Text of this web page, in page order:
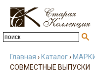
Главная › Каталог›
СОВМЕСТНЫЕ ВЫПУСКИ